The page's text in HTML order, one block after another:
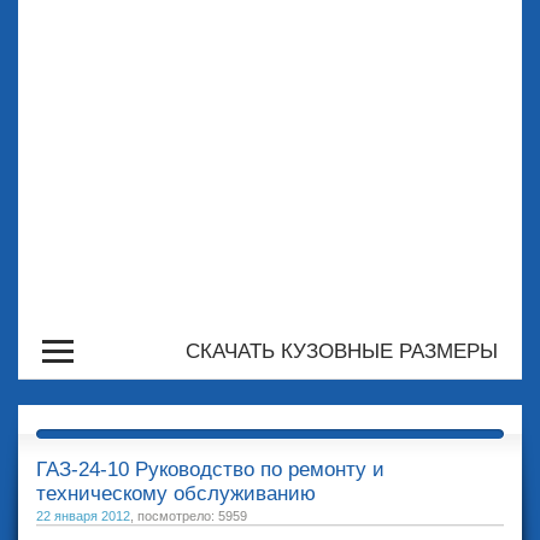
СКАЧАТЬ КУЗОВНЫЕ РАЗМЕРЫ
ГАЗ-24-10 Руководство по ремонту и
техническому обслуживанию
22 января 2012 , посмотрело: 5959